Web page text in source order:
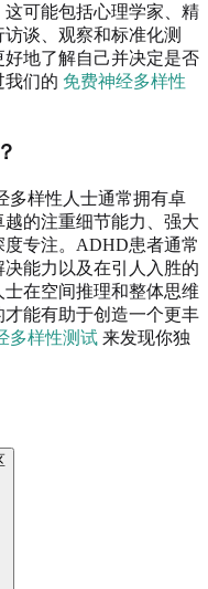
可能包括心理学家、精
谈、观察和标准化测
地了解自己并决定是否
我们的 免费神经多样性
多样性人士通常拥有卓
的注重细节能力、强大
专注。ADHD患者通常
能力以及在引人入胜的
在空间推理和整体思维
能有助于创造一个更丰
多样性测试 来发现你独